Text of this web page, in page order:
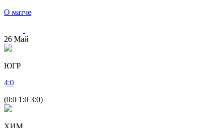
О матче
26 Май
ЮГР
4:0
(0:0 1:0 3:0)
ХИМ